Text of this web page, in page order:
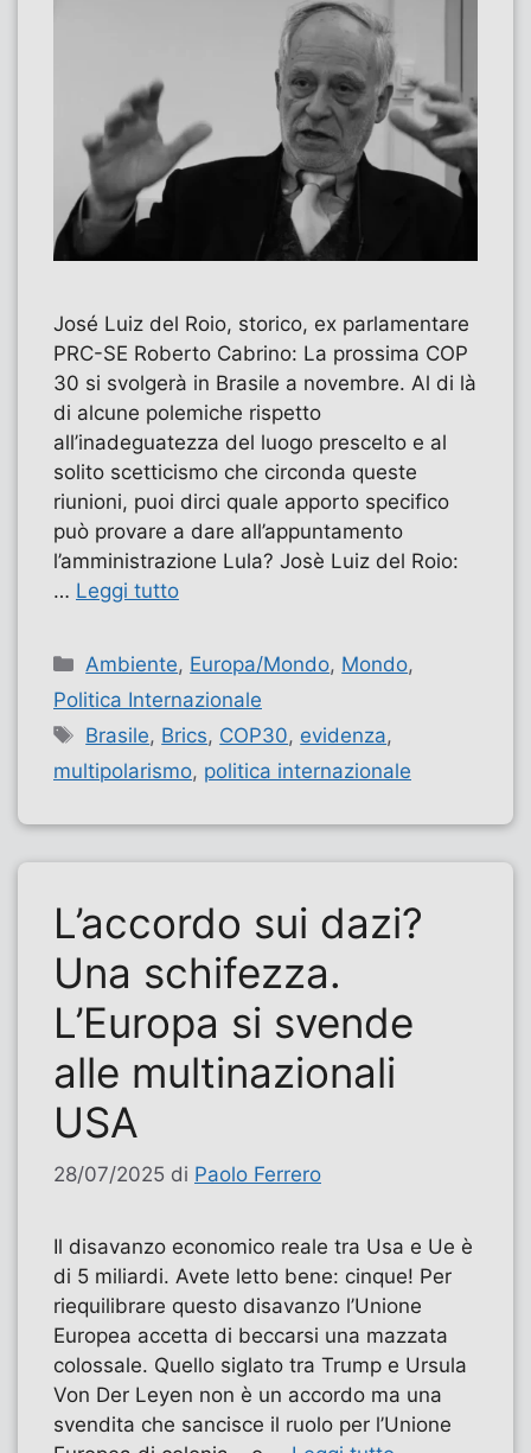
José Luiz del Roio, storico, ex parlamentare
PRC-SE Roberto Cabrino: La prossima COP
30 si svolgerà in Brasile a novembre. Al di là
di alcune polemiche rispetto
all’inadeguatezza del luogo prescelto e al
solito scetticismo che circonda queste
riunioni, puoi dirci quale apporto specifico
può provare a dare all’appuntamento
l’amministrazione Lula? Josè Luiz del Roio:
… Leggi tutto
Categorie
Ambiente, Europa/Mondo, Mondo,
Politica Internazionale
Tag
Brasile, Brics, COP30, evidenza,
multipolarismo, politica internazionale
L’accordo sui dazi?
Una schifezza.
L’Europa si svende
alle multinazionali
USA
28/07/2025 di Paolo Ferrero
Il disavanzo economico reale tra Usa e Ue è
di 5 miliardi. Avete letto bene: cinque! Per
riequilibrare questo disavanzo l’Unione
Europea accetta di beccarsi una mazzata
colossale. Quello siglato tra Trump e Ursula
Von Der Leyen non è un accordo ma una
svendita che sancisce il ruolo per l’Unione